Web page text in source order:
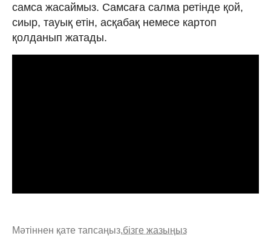
самса жасаймыз. Самсаға салма ретінде қой,
сиыр, тауық етін, асқабақ немесе картоп
қолданып жатады.
Мәтіннен қате тапсаңыз,бізге жазыңыз